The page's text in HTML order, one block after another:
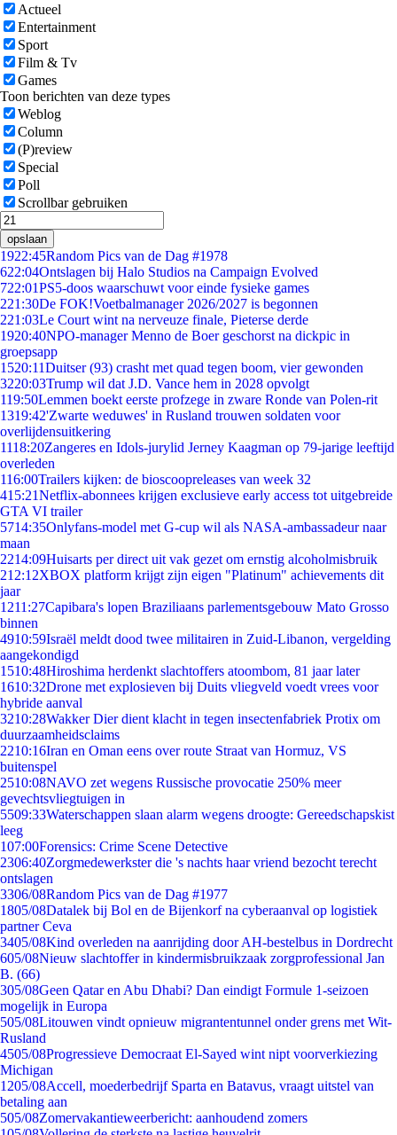
Actueel
Entertainment
Sport
Film & Tv
Games
Toon berichten van deze types
Weblog
Column
(P)review
Special
Poll
Scrollbar gebruiken
opslaan
1922:45Random Pics van de Dag #1978
622:04Ontslagen bij Halo Studios na Campaign Evolved
722:01PS5-doos waarschuwt voor einde fysieke games
221:30De FOK!Voetbalmanager 2026/2027 is begonnen
221:03Le Court wint na nerveuze finale, Pieterse derde
1920:40NPO-manager Menno de Boer geschorst na dickpic in
groepsapp
1520:11Duitser (93) crasht met quad tegen boom, vier gewonden
3220:03Trump wil dat J.D. Vance hem in 2028 opvolgt
119:50Lemmen boekt eerste profzege in zware Ronde van Polen-rit
1319:42'Zwarte weduwes' in Rusland trouwen soldaten voor
overlijdensuitkering
1118:20Zangeres en Idols-jurylid Jerney Kaagman op 79-jarige leeftijd
overleden
116:00Trailers kijken: de bioscoopreleases van week 32
415:21Netflix-abonnees krijgen exclusieve early access tot uitgebreide
GTA VI trailer
5714:35Onlyfans-model met G-cup wil als NASA-ambassadeur naar
maan
2214:09Huisarts per direct uit vak gezet om ernstig alcoholmisbruik
212:12XBOX platform krijgt zijn eigen "Platinum" achievements dit
jaar
1211:27Capibara's lopen Braziliaans parlementsgebouw Mato Grosso
binnen
4910:59Israël meldt dood twee militairen in Zuid-Libanon, vergelding
aangekondigd
1510:48Hiroshima herdenkt slachtoffers atoombom, 81 jaar later
1610:32Drone met explosieven bij Duits vliegveld voedt vrees voor
hybride aanval
3210:28Wakker Dier dient klacht in tegen insectenfabriek Protix om
duurzaamheidsclaims
2210:16Iran en Oman eens over route Straat van Hormuz, VS
buitenspel
2510:08NAVO zet wegens Russische provocatie 250% meer
gevechtsvliegtuigen in
5509:33Waterschappen slaan alarm wegens droogte: Gereedschapskist
leeg
107:00Forensics: Crime Scene Detective
2306:40Zorgmedewerkster die 's nachts haar vriend bezocht terecht
ontslagen
3306/08Random Pics van de Dag #1977
1805/08Datalek bij Bol en de Bijenkorf na cyberaanval op logistiek
partner Ceva
3405/08Kind overleden na aanrijding door AH-bestelbus in Dordrecht
605/08Nieuw slachtoffer in kindermisbruikzaak zorgprofessional Jan
B. (66)
305/08Geen Qatar en Abu Dhabi? Dan eindigt Formule 1-seizoen
mogelijk in Europa
505/08Litouwen vindt opnieuw migrantentunnel onder grens met Wit-
Rusland
4505/08Progressieve Democraat El-Sayed wint nipt voorverkiezing
Michigan
1205/08Accell, moederbedrijf Sparta en Batavus, vraagt uitstel van
betaling aan
505/08Zomervakantieweerbericht: aanhoudend zomers